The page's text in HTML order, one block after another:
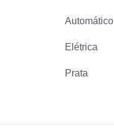
Automático
Elétrica
Prata